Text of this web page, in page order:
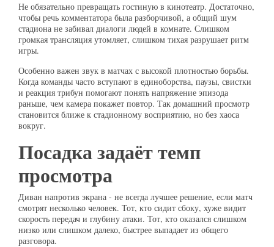
Не обязательно превращать гостиную в кинотеатр. Достаточно,
чтобы речь комментатора была разборчивой, а общий шум
стадиона не забивал диалоги людей в комнате. Слишком
громкая трансляция утомляет, слишком тихая разрушает ритм
игры.
Особенно важен звук в матчах с высокой плотностью борьбы.
Когда команды часто вступают в единоборства, паузы, свистки
и реакция трибун помогают понять напряжение эпизода
раньше, чем камера покажет повтор. Так домашний просмотр
становится ближе к стадионному восприятию, но без хаоса
вокруг.
Посадка задаёт темп
просмотра
Диван напротив экрана - не всегда лучшее решение, если матч
смотрят несколько человек. Тот, кто сидит сбоку, хуже видит
скорость передач и глубину атаки. Тот, кто оказался слишком
низко или слишком далеко, быстрее выпадает из общего
разговора.